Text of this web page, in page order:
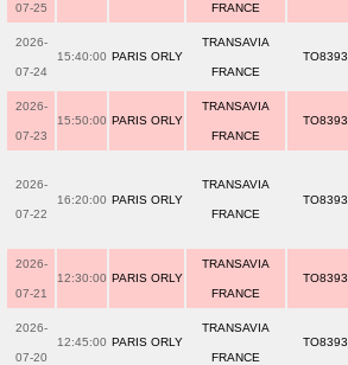
07-25 FRANCE
2026-
07-24
15:40:00 PARIS ORLY
TRANSAVIA
FRANCE
TO8393
2026-
07-23
15:50:00 PARIS ORLY
TRANSAVIA
FRANCE
TO8393
2026-
07-22
16:20:00 PARIS ORLY
TRANSAVIA
FRANCE
TO8393
2026-
07-21
12:30:00 PARIS ORLY
TRANSAVIA
FRANCE
TO8393
2026-
07-20
12:45:00 PARIS ORLY
TRANSAVIA
FRANCE
TO8393